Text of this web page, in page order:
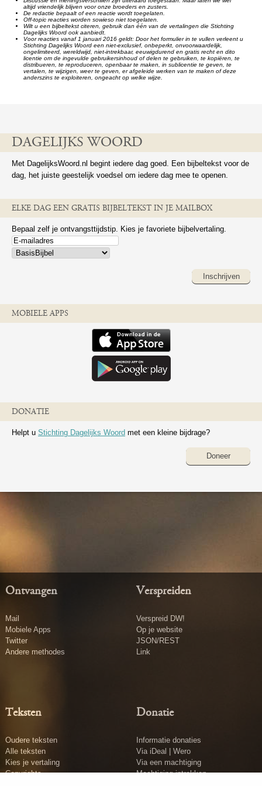
altijd vriendelijk blijven voor onze broeders en zusters.
De redactie bepaalt of een reactie wordt toegelaten.
Off-topic reacties worden sowieso niet toegelaten.
Wilt u een bijbeltekst citeren, gebruik dan één van de vertalingen die Stichting
Dagelijks Woord ook aanbiedt.
Voor reacties vanaf 1 januari 2016 geldt: Door het formulier in te vullen verleent u
Stichting Dagelijks Woord een niet-exclusief, onbeperkt, onvoorwaardelijk,
ongelimiteerd, wereldwijd, niet-intrekbaar, eeuwigdurend en gratis recht en dito
licentie om de ingevulde gebruikersinhoud of delen te gebruiken, te kopiëren, te
distribueren, te reproduceren, openbaar te maken, in sublicentie te geven, te
vertalen, te wijzigen, weer te geven, er afgeleide werken van te maken of deze
anderszins te exploiteren, ongeacht op welke wijze.
DAGELIJKS WOORD
Met DagelijksWoord.nl begint iedere dag goed. Een bijbeltekst voor de
dag, het juiste geestelijk voedsel om iedere dag mee te openen.
ELKE DAG EEN GRATIS BIJBELTEKST IN JE MAILBOX
Bepaal zelf je ontvangsttijdstip. Kies je favoriete bijbelvertaling.
Inschrijven
MOBIELE APPS
DONATIE
Helpt u Stichting Dagelijks Woord met een kleine bijdrage?
Doneer
Ontvangen
Mail
Mobiele Apps
Twitter
Andere methodes
Verspreiden
Verspreid DW!
Op je website
JSON/REST
Link
Teksten
Oudere teksten
Alle teksten
Kies je vertaling
Copyrights
Donatie
Informatie donaties
Via iDeal | Wero
Via een machtiging
Machtiging intrekken